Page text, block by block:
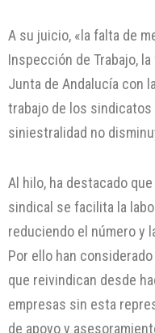
A su juicio, «la falta de
Inspección de Trabajo,
Junta de Andalucía con
trabajo de los
siniestralidad no
Al hilo, ha destacado
sindical se facilita la
reduciendo el número y
Por ello han
que reivindican desde
empresas sin esta
de apoyo y